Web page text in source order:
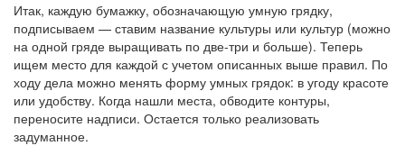
Итак, каждую бумажку, обозначающую умную грядку,
подписываем — ставим название культуры или культур (можно
на одной гряде выращивать по две-три и больше). Теперь
ищем место для каждой с учетом описанных выше правил. По
ходу дела можно менять форму умных грядок: в угоду красоте
или удобству. Когда нашли места, обводите контуры,
переносите надписи. Остается только реализовать
задуманное.